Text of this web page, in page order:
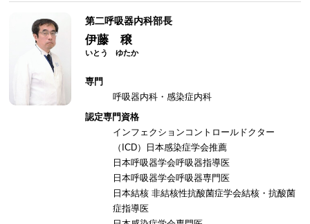
第二呼吸器内科部長
伊藤 穣
専門
呼吸器内科・感染症内科
認定専門資格
インフェクションコントロールドクター
（ICD）日本感染症学会推薦
日本呼吸器学会呼吸器指導医
日本呼吸器学会呼吸器専門医
日本結核 非結核性抗酸菌症学会結核・抗酸菌
症指導医